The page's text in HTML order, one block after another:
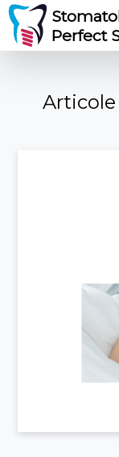
Perfect